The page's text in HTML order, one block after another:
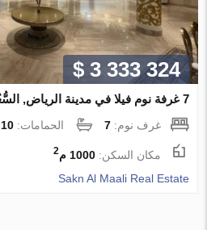
$ 3 333 324
7 غرفة نوم فيلا في مدينة الرياض, السُّعُودِيَّة رقم 67979
غرف نوم:7 الحمامات:10
مكان السكن:1000 م 2
Sakn Al Maali Real Estate